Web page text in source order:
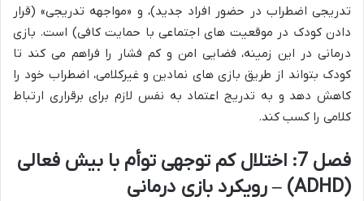
تدریجی اضطراب در حضور افراد جدید)، و «مواجهه تدریجی» (قرار
دادن کودک در موقعیت های اجتماعی با حمایت کافی) است. بازی
درمانی در این زمینه، فضایی امن و کم فشار را فراهم می کند تا
کودک بتواند از طریق بازی های نمادین و غیرکلامی، اضطراب خود را
کاهش دهد و به تدریج اعتماد به نفس لازم برای برقراری ارتباط
کلامی را کسب کند.
فصل 7: اختلال کم توجهی توأم با بیش فعالی
(ADHD) – رویکرد بازی درمانی